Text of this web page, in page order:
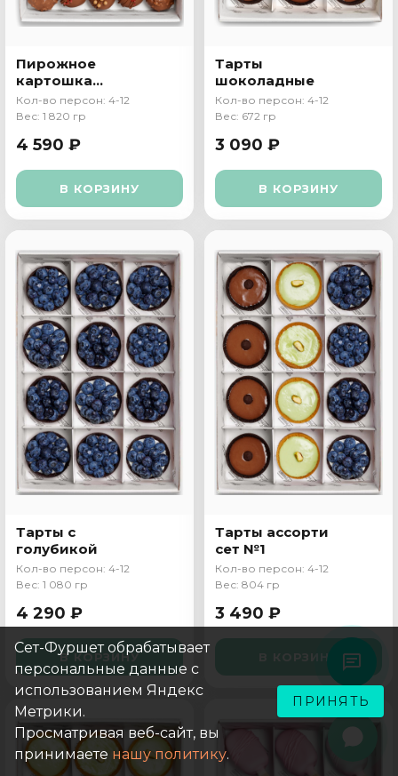
Пирожное
картошка
ассорти сет
Кол-во персон: 4-12
Вес: 1 820 гр
4 590 ₽
В КОРЗИНУ
Тарты
шоколадные
Кол-во персон: 4-12
Вес: 672 гр
3 090 ₽
В КОРЗИНУ
Тарты с
голубикой
Кол-во персон: 4-12
Вес: 1 080 гр
4 290 ₽
В КОРЗИНУ
Тарты ассорти
сет №1
Кол-во персон: 4-12
Вес: 804 гр
3 490 ₽
В КОРЗИНУ
Сет-Фуршет обрабатывает
персональные данные с
использованием Яндекс
Метрики.
Просматривая веб-сайт, вы
принимаете нашу политику.
ПРИНЯТЬ